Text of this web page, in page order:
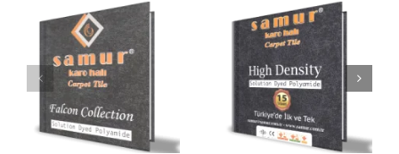
High Density
Collection
Mirage Collection